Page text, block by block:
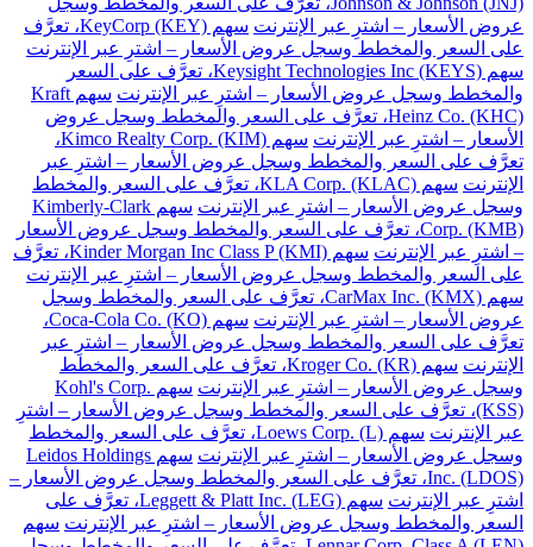
عروض الأسعار – اشترِ عبر الإنترنت
سهم KeyCorp (KEY)، تعرَّف
على السعر والمخطط وسجل عروض الأسعار – اشترِ عبر الإنترنت
سهم Keysight Technologies Inc (KEYS)، تعرَّف على السعر
والمخطط وسجل عروض الأسعار – اشترِ عبر الإنترنت
سهم Kraft
Heinz Co. (KHC)، تعرَّف على السعر والمخطط وسجل عروض
الأسعار – اشترِ عبر الإنترنت
سهم Kimco Realty Corp. (KIM)،
تعرَّف على السعر والمخطط وسجل عروض الأسعار – اشترِ عبر
الإنترنت
سهم KLA Corp. (KLAC)، تعرَّف على السعر والمخطط
وسجل عروض الأسعار – اشترِ عبر الإنترنت
سهم Kimberly-Clark
Corp. (KMB)، تعرَّف على السعر والمخطط وسجل عروض الأسعار
– اشترِ عبر الإنترنت
سهم Kinder Morgan Inc Class P (KMI)، تعرَّف
على السعر والمخطط وسجل عروض الأسعار – اشترِ عبر الإنترنت
سهم CarMax Inc. (KMX)، تعرَّف على السعر والمخطط وسجل
عروض الأسعار – اشترِ عبر الإنترنت
سهم Coca-Cola Co. (KO)،
تعرَّف على السعر والمخطط وسجل عروض الأسعار – اشترِ عبر
الإنترنت
سهم Kroger Co. (KR)، تعرَّف على السعر والمخطط
وسجل عروض الأسعار – اشترِ عبر الإنترنت
سهم Kohl's Corp.
(KSS)، تعرَّف على السعر والمخطط وسجل عروض الأسعار – اشترِ
عبر الإنترنت
سهم Loews Corp. (L)، تعرَّف على السعر والمخطط
وسجل عروض الأسعار – اشترِ عبر الإنترنت
سهم Leidos Holdings
Inc. (LDOS)، تعرَّف على السعر والمخطط وسجل عروض الأسعار –
اشترِ عبر الإنترنت
سهم Leggett & Platt Inc. (LEG)، تعرَّف على
السعر والمخطط وسجل عروض الأسعار – اشترِ عبر الإنترنت سهم